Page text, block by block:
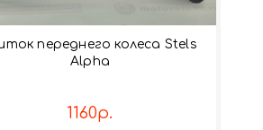
переднего колеса Stels
Alpha
1160р.